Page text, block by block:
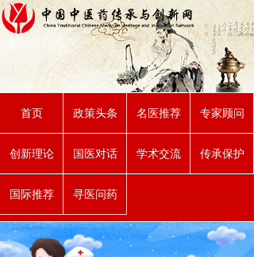
首页 政策头条 名医推荐 专家顾问
创新理论 国医对话 学术交流 传承保护
国际推荐 寻医问药